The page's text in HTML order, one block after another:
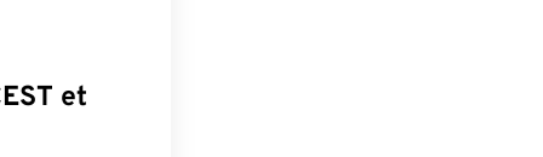
et